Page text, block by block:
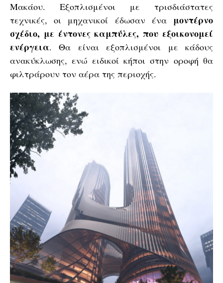
Μακάου. Εξοπλισμένοι με τρισδιάστατες
τεχνικές, οι μηχανικοί έδωσαν ένα μοντέρνο
σχέδιο, με έντονες καμπύλες, που εξοικονομεί
ενέργεια. Θα είναι εξοπλισμένοι με κάδους
ανακύκλωσης, ενώ ειδικοί κήποι στην οροφή θα
φιλτράρουν τον αέρα της περιοχής.